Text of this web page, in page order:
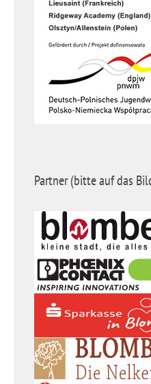
Partner (bitte auf das